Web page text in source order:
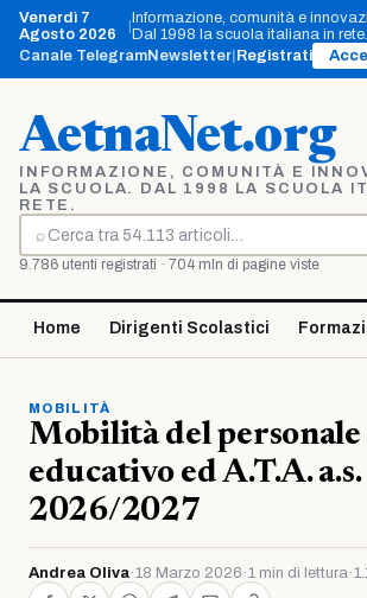
Vai
contenuto
Venerdì 7
Agosto 2026
Informazione, comunità e
Dal 1998 la scuola italiana in rete.
Canale TelegramNewsletter Registrati
AetnaNet.org
INFORMAZIONE, COMUNITÀ E
LA SCUOLA. DAL 1998 LA SCUOLA
RETE.
⌕
Cerca
9.786 utenti registrati · 704 mln di pagine viste
Home Dirigenti Scolastici
MOBILITÀ
Mobilità del personale
educativo ed A.T.A. a.s.
2026/2027
Andrea Oliva·18 Marzo 2026 ·1 min di lettura·